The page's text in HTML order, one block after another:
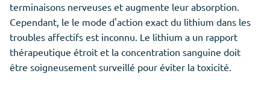
terminaisons nerveuses et augmente leur absorption.
Cependant, le le mode d'action exact du lithium dans les
troubles affectifs est inconnu. Le lithium a un rapport
thérapeutique étroit et la concentration sanguine doit
être soigneusement surveillé pour éviter la toxicité.